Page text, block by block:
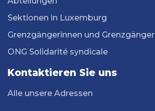
Sektionen in Luxemburg
Grenzgängerinnen und Grenzgänger
ONG Solidarité syndicale
Kontaktieren Sie uns
Alle unsere Adressen